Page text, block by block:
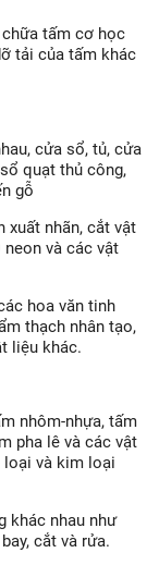
tấm cơ học
tải của tấm khác
cửa sổ, tủ, cửa
quạt thủ công,
gỗ
xuất nhãn, cắt vật
neon và các vật
hoa văn tinh
thạch nhân tạo,
liệu khác.
nhôm-nhựa, tấm
pha lê và các vật
loại và kim loại
khác nhau như
cắt và rửa.